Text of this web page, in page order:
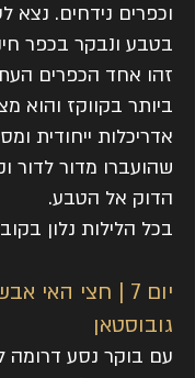
וכפרים נידחים. נצא
זהו אחד הכפרים
ביותר בקווקז והוא
אדריכלות ייחודית
שהועברו מדור לדור
הדוק אל הטבע.
בכל הלילות נלון
יום 7 | חצי האי
גובוסטאן
עם בוקר נסע דרומה